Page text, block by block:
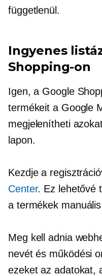
függetlenül.
Ingyenes
Shopping-on
Igen, a Google
termékeit a Google
megjelenítheti
lapon.
Kezdje a
Center. Ez lehetővé
a termékek
Meg kell adnia
nevét és működési
ezeket az adatokat,